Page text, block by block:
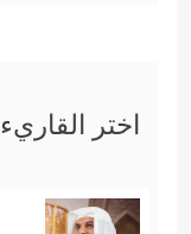
اختر القاريء